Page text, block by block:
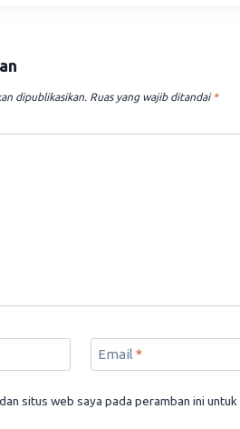
dipublikasikan. Ruas yang wajib ditandai *
Email *
situs web saya pada peramban ini